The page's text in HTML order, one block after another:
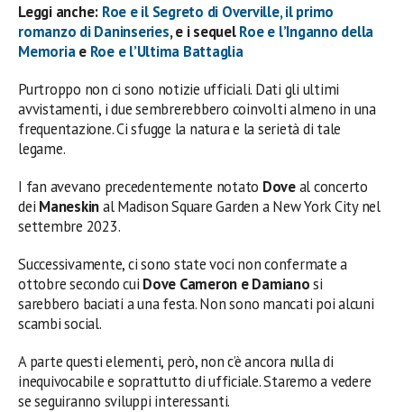
Leggi anche: Roe e il Segreto di Overville, il primo
romanzo di Daninseries, e i sequelRoe e l’Inganno della
Memoriae Roe e l’Ultima Battaglia
Purtroppo non ci sono notizie ufficiali. Dati gli ultimi
avvistamenti, i due sembrerebbero coinvolti almeno in una
frequentazione. Ci sfugge la natura e la serietà di tale
legame.
I fan avevano precedentemente notato Doveal concerto
dei Maneskinal Madison Square Garden a New York City nel
settembre 2023.
Successivamente, ci sono state voci non confermate a
ottobre secondo cui Dove Cameron e Damianosi
sarebbero baciati a una festa. Non sono mancati poi alcuni
scambi social.
A parte questi elementi, però, non c’è ancora nulla di
inequivocabile e soprattutto di ufficiale. Staremo a vedere
se seguiranno sviluppi interessanti.